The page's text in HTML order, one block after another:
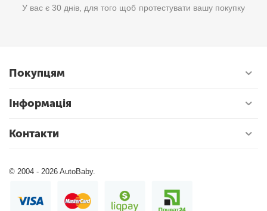
У вас є 30 днів, для того щоб протестувати вашу покупку
Покупцям
Інформація
Контакти
© 2004 - 2026 AutoBaby.